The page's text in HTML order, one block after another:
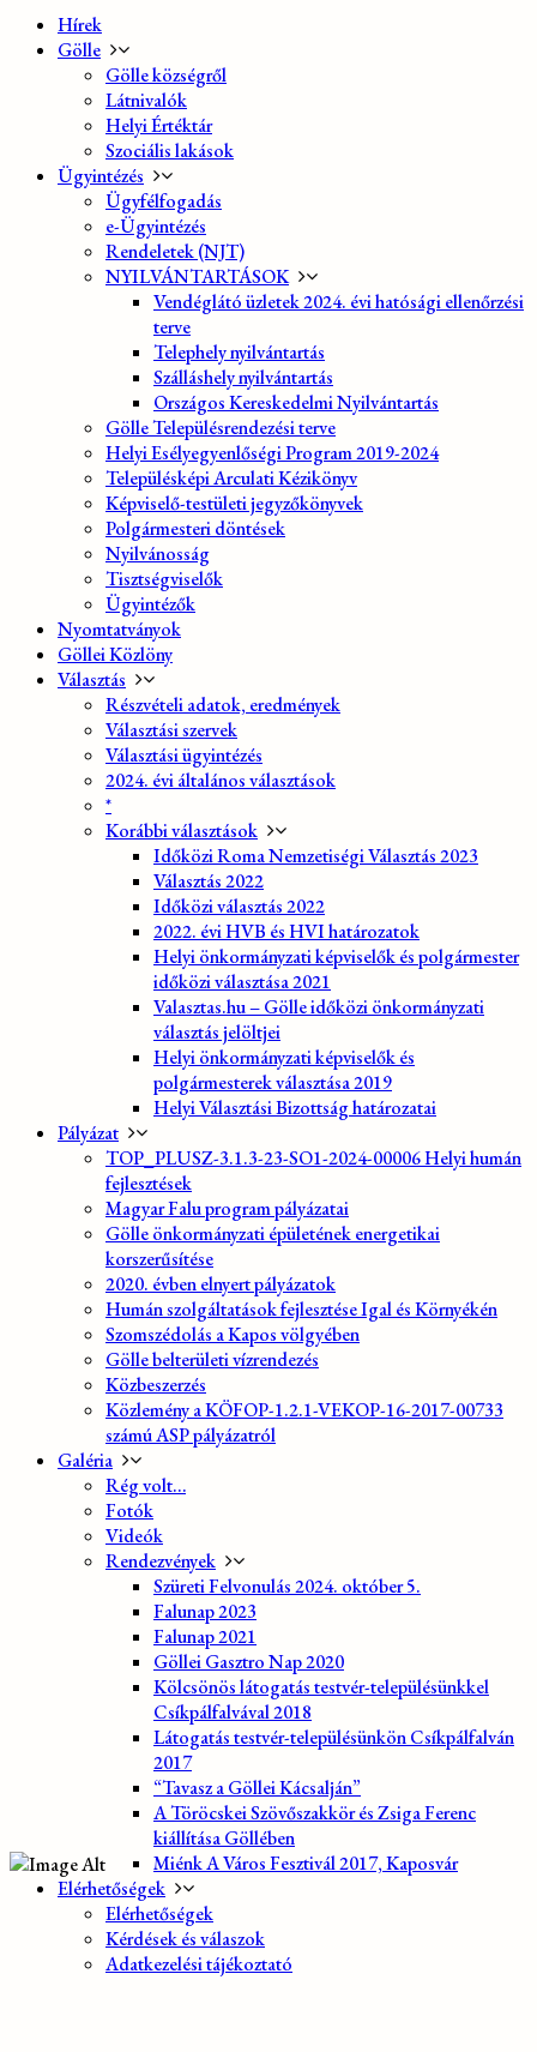
Hírek
Gölle
Gölle községről
Látnivalók
Helyi Értéktár
Szociális lakások
Ügyintézés
Ügyfélfogadás
e-Ügyintézés
Rendeletek (NJT)
NYILVÁNTARTÁSOK
Vendéglátó üzletek 2024. évi hatósági ellenőrzési
terve
Telephely nyilvántartás
Szálláshely nyilvántartás
Országos Kereskedelmi Nyilvántartás
Gölle Településrendezési terve
Helyi Esélyegyenlőségi Program 2019-2024
Településképi Arculati Kézikönyv
Képviselő-testületi jegyzőkönyvek
Polgármesteri döntések
Nyilvánosság
Tisztségviselők
Ügyintézők
Nyomtatványok
Göllei Közlöny
Választás
Részvételi adatok, eredmények
Választási szervek
Választási ügyintézés
2024. évi általános választások
*
Korábbi választások
Időközi Roma Nemzetiségi Választás 2023
Választás 2022
Időközi választás 2022
2022. évi HVB és HVI határozatok
Helyi önkormányzati képviselők és polgármester
időközi választása 2021
Valasztas.hu – Gölle időközi önkormányzati
választás jelöltjei
Helyi önkormányzati képviselők és
polgármesterek választása 2019
Helyi Választási Bizottság határozatai
Pályázat
TOP_PLUSZ-3.1.3-23-SO1-2024-00006 Helyi humán
fejlesztések
Magyar Falu program pályázatai
Gölle önkormányzati épületének energetikai
korszerűsítése
2020. évben elnyert pályázatok
Humán szolgáltatások fejlesztése Igal és Környékén
Szomszédolás a Kapos völgyében
Gölle belterületi vízrendezés
Közbeszerzés
Közlemény a KÖFOP-1.2.1-VEKOP-16-2017-00733
számú ASP pályázatról
Galéria
Rég volt…
Fotók
Videók
Rendezvények
Szüreti Felvonulás 2024. október 5.
Falunap 2023
Falunap 2021
Göllei Gasztro Nap 2020
Kölcsönös látogatás testvér-településünkkel
Csíkpálfalvával 2018
Látogatás testvér-településünkön Csíkpálfalván
2017
“Tavasz a Göllei Kácsalján”
A Töröcskei Szövőszakkör és Zsiga Ferenc
kiállítása Göllében
Miénk A Város Fesztivál 2017, Kaposvár
Elérhetőségek
Elérhetőségek
Kérdések és válaszok
Adatkezelési tájékoztató